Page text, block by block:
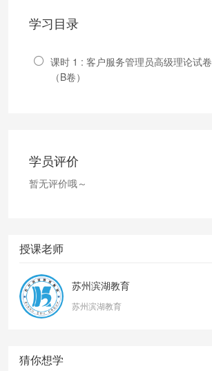
学习目录
课时 1 : 客户服务管理员高级理论试卷
（B卷）
学员评价
暂无评价哦～
授课老师
苏州滨湖教育
苏州滨湖教育
猜你想学